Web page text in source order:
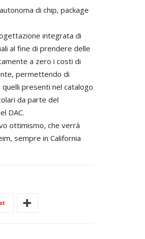
di chip, package
integrata di
al fine di prendere delle
a zero i costi di
permettendo di
presenti nel catalogo
da parte del
DAC.
ottimismo, che verrà
sempre in California